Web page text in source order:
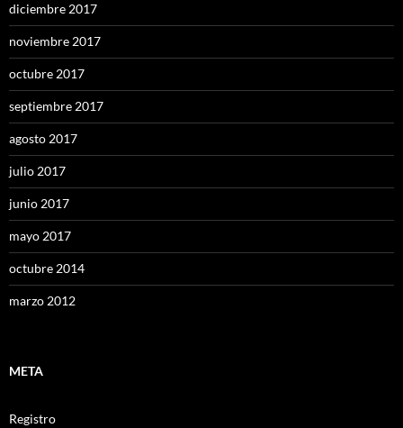
diciembre 2017
noviembre 2017
octubre 2017
septiembre 2017
agosto 2017
julio 2017
junio 2017
mayo 2017
octubre 2014
marzo 2012
META
Registro